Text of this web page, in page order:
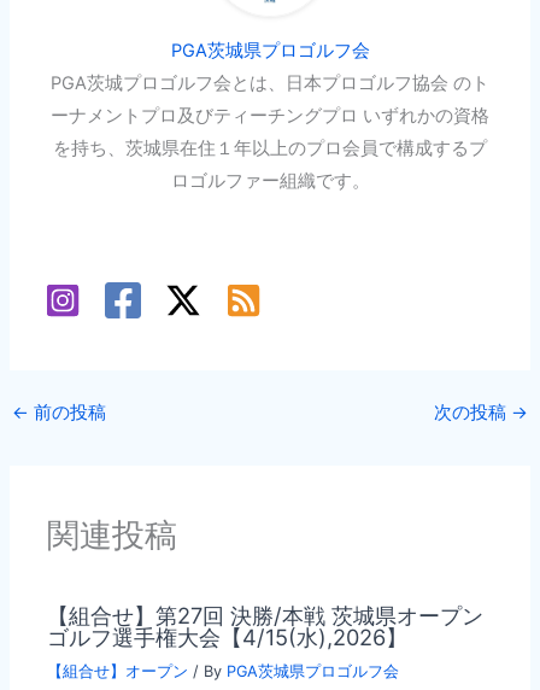
PGA茨城県プロゴルフ会
PGA茨城プロゴルフ会とは、日本プロゴルフ協会 のト
ーナメントプロ及びティーチングプロ いずれかの資格
を持ち、茨城県在住１年以上のプロ会員で構成するプ
ロゴルファー組織です。
← 前の投稿 次の投稿 →
関連投稿
【組合せ】第27回 決勝/本戦 茨城県オープン
ゴルフ選手権大会【4/15(水),2026】
【組合せ】オープン / By PGA茨城県プロゴルフ会